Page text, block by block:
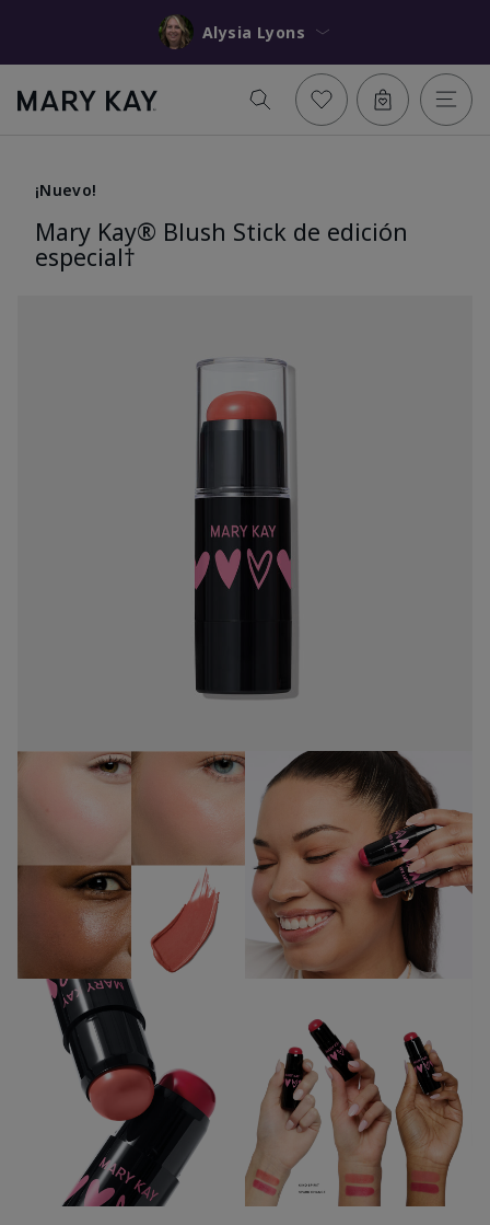
Alysia Lyons
¡Nuevo!
Mary Kay® Blush Stick de edición
especial†